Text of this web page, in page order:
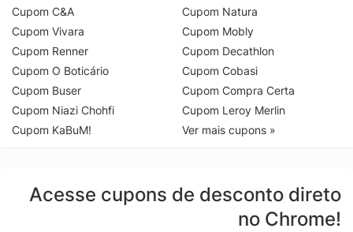
Cupom C&A
Cupom Vivara
Cupom Renner
Cupom O Boticário
Cupom Buser
Cupom Niazi Chohfi
Cupom KaBuM!
Cupom Natura
Cupom Mobly
Cupom Decathlon
Cupom Cobasi
Cupom Compra Certa
Cupom Leroy Merlin
Ver mais cupons »
Acesse cupons de desconto direto
no Chrome!